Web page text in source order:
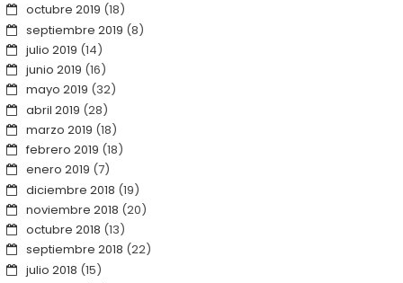
octubre 2019 (18)
septiembre 2019 (8)
julio 2019 (14)
junio 2019 (16)
mayo 2019 (32)
abril 2019 (28)
marzo 2019 (18)
febrero 2019 (18)
enero 2019 (7)
diciembre 2018 (19)
noviembre 2018 (20)
octubre 2018 (13)
septiembre 2018 (22)
julio 2018 (15)